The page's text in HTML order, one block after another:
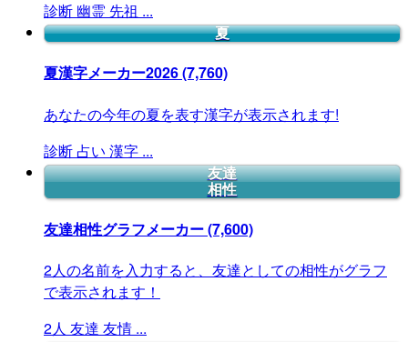
診断 幽霊 先祖 ...
夏
夏漢字メーカー2026(7,760)
あなたの今年の夏を表す漢字が表示されます!
診断 占い 漢字 ...
友達
相性
友達相性グラフメーカー(7,600)
2人の名前を入力すると、友達としての相性がグラフ
で表示されます！
2人 友達 友情 ...